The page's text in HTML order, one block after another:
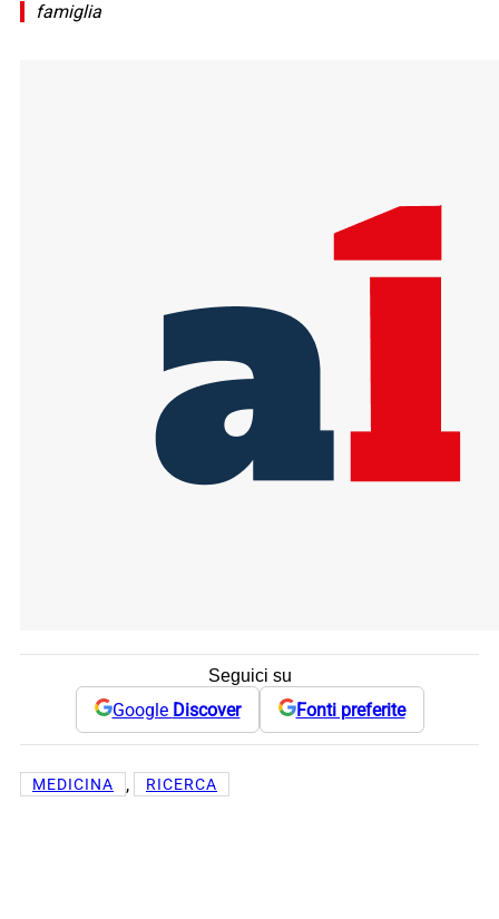
famiglia
Seguici su
Google Discover Fonti preferite
MEDICINA , RICERCA